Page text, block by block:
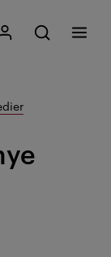
Kristiania
Åpne søk
Søk
Meny